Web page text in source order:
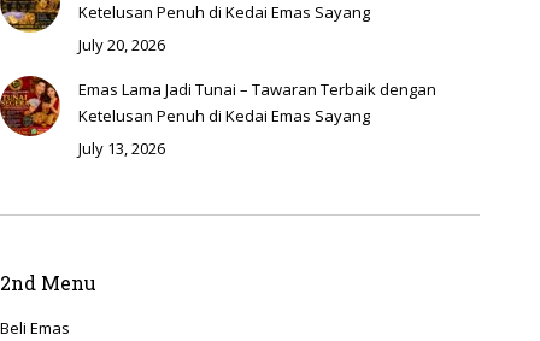
Ketelusan Penuh di Kedai Emas Sayang
July 20, 2026
Emas Lama Jadi Tunai – Tawaran Terbaik dengan
Ketelusan Penuh di Kedai Emas Sayang
July 13, 2026
2nd Menu
Beli Emas